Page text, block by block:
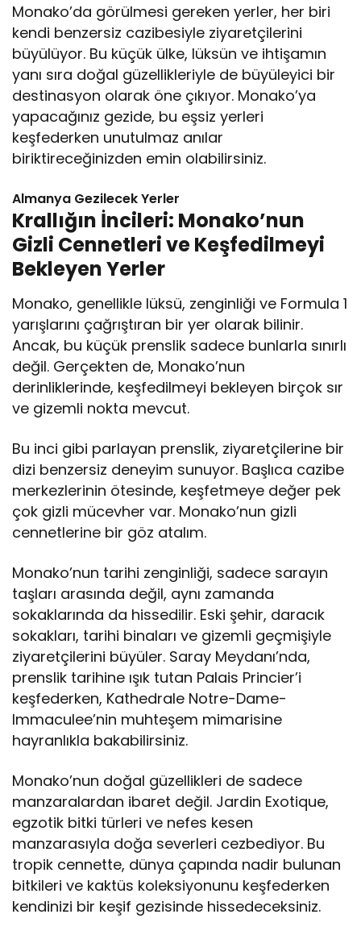
Monako’da görülmesi gereken yerler, her biri
kendi benzersiz cazibesiyle ziyaretçilerini
büyülüyor. Bu küçük ülke, lüksün ve ihtişamın
yanı sıra doğal güzellikleriyle de büyüleyici bir
destinasyon olarak öne çıkıyor. Monako’ya
yapacağınız gezide, bu eşsiz yerleri
keşfederken unutulmaz anılar
biriktireceğinizden emin olabilirsiniz.
Almanya Gezilecek Yerler
Krallığın İncileri: Monako’nun
Gizli Cennetleri ve Keşfedilmeyi
Bekleyen Yerler
Monako, genellikle lüksü, zenginliği ve Formula 1
yarışlarını çağrıştıran bir yer olarak bilinir.
Ancak, bu küçük prenslik sadece bunlarla sınırlı
değil. Gerçekten de, Monako’nun
derinliklerinde, keşfedilmeyi bekleyen birçok sır
ve gizemli nokta mevcut.
Bu inci gibi parlayan prenslik, ziyaretçilerine bir
dizi benzersiz deneyim sunuyor. Başlıca cazibe
merkezlerinin ötesinde, keşfetmeye değer pek
çok gizli mücevher var. Monako’nun gizli
cennetlerine bir göz atalım.
Monako’nun tarihi zenginliği, sadece sarayın
taşları arasında değil, aynı zamanda
sokaklarında da hissedilir. Eski şehir, daracık
sokakları, tarihi binaları ve gizemli geçmişiyle
ziyaretçilerini büyüler. Saray Meydanı’nda,
prenslik tarihine ışık tutan Palais Princier’i
keşfederken, Kathedrale Notre-Dame-
Immaculee’nin muhteşem mimarisine
hayranlıkla bakabilirsiniz.
Monako’nun doğal güzellikleri de sadece
manzaralardan ibaret değil. Jardin Exotique,
egzotik bitki türleri ve nefes kesen
manzarasıyla doğa severleri cezbediyor. Bu
tropik cennette, dünya çapında nadir bulunan
bitkileri ve kaktüs koleksiyonunu keşfederken
kendinizi bir keşif gezisinde hissedeceksiniz.